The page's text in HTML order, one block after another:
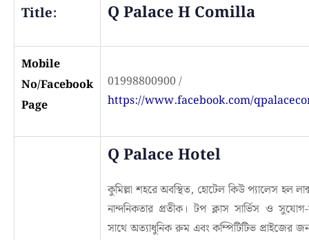
Title: Q Palace H Comilla
Mobile
No/Facebook
Page
01998800900 /
https://www.facebook.com/
Q Palace Hotel
কুমিল্লা শহরে অবস্থিত, হোটেল কিউ প্যালেস হল
নান্দনিকতার প্রতীক। টপ ক্লাস সার্ভিস ও সুযোগ-
সাথে অত্যাধুনিক রুম এবং কম্পিটিটিভ প্রাইজের